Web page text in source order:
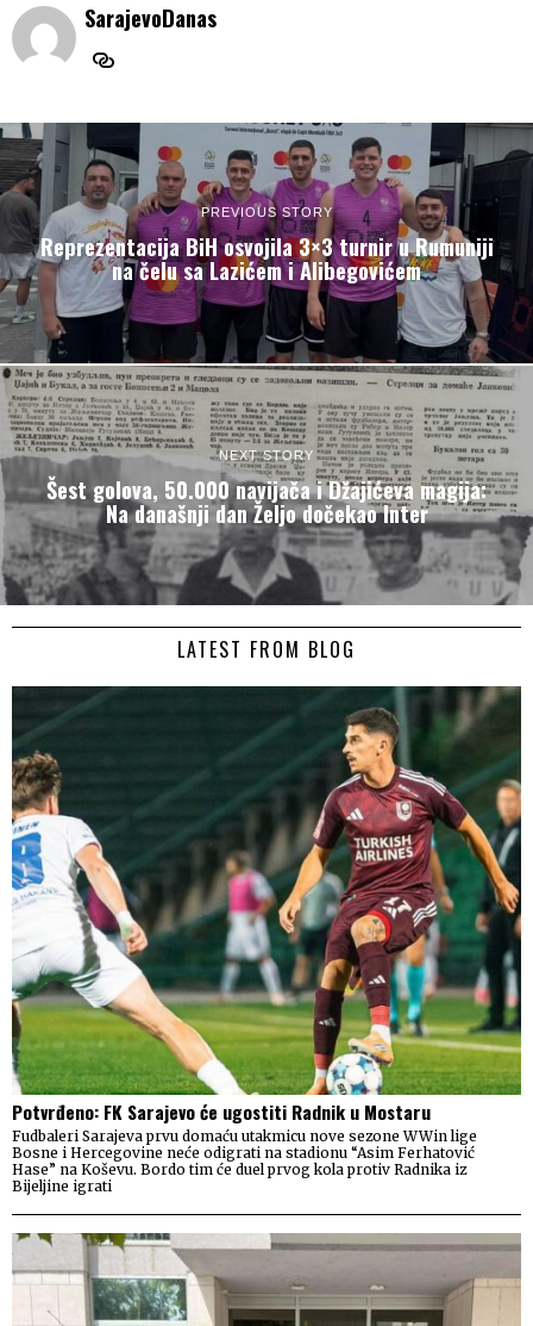
SarajevoDanas
PREVIOUS STORY
Reprezentacija BiH osvojila 3×3 turnir u Rumuniji
na čelu sa Lazićem i Alibegovićem
NEXT STORY
Šest golova, 50.000 navijača i Džajićeva magija:
Na današnji dan Željo dočekao Inter
LATEST FROM BLOG
Potvrđeno: FK Sarajevo će ugostiti Radnik u Mostaru
Fudbaleri Sarajeva prvu domaću utakmicu nove sezone WWin lige
Bosne i Hercegovine neće odigrati na stadionu “Asim Ferhatović
Hase” na Koševu. Bordo tim će duel prvog kola protiv Radnika iz
Bijeljine igrati